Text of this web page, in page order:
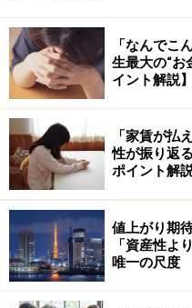
例えば日本で自動車の自
故が起きたときの責任の
備に向けた議論を重ねな
さらに、法律の改正やら
い時間がかかります。
その点、中国は共産党の
ます。このスピード感の
る日本やアメリカが中国
「なんでこ
生最大の“お
イント解説】
「家賃が払
性が振り返
ポイント解説
値上がり期
「資産性よ
唯一の尺度